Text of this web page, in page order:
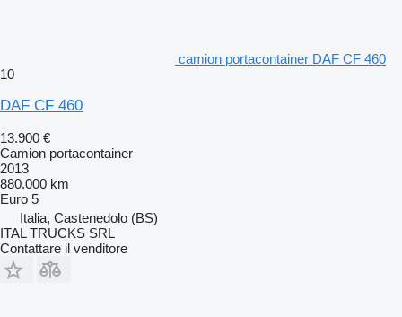
camion portacontainer DAF CF 460
10
DAF CF 460
13.900 €
Camion portacontainer
2013
880.000 km
Euro 5
Italia, Castenedolo (BS)
ITAL TRUCKS SRL
Contattare il venditore